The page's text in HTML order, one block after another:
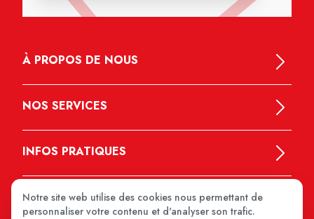
À PROPOS DE NOUS
NOS SERVICES
INFOS PRATIQUES
Notre site web utilise des cookies nous permettant de
personnaliser votre contenu et d'analyser son trafic.